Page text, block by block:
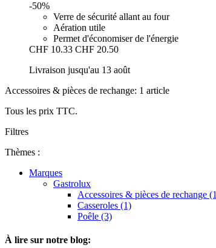
-50%
Verre de sécurité allant au four
Aération utile
Permet d'économiser de l'énergie
CHF 10.33 CHF 20.50
Livraison jusqu'au 13 août
Accessoires & pièces de rechange: 1 article
Tous les prix TTC.
Filtres
Thèmes :
Marques
Gastrolux
Accessoires & pièces de rechange
Casseroles (1)
Poêle (3)
À lire sur notre blog: